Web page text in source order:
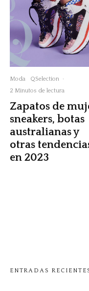
Moda QSelection
·
2 Minutos de lectura
Zapatos de
sneakers, botas
australianas y
otras
en 2023
ENTRADAS